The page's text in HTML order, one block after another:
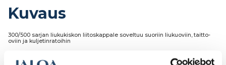
Kuvaus
300/500 sarjan liukukiskon liitoskappale soveltuu suoriin liukuoviin, taitto-
oviin ja kuljetinratoihin